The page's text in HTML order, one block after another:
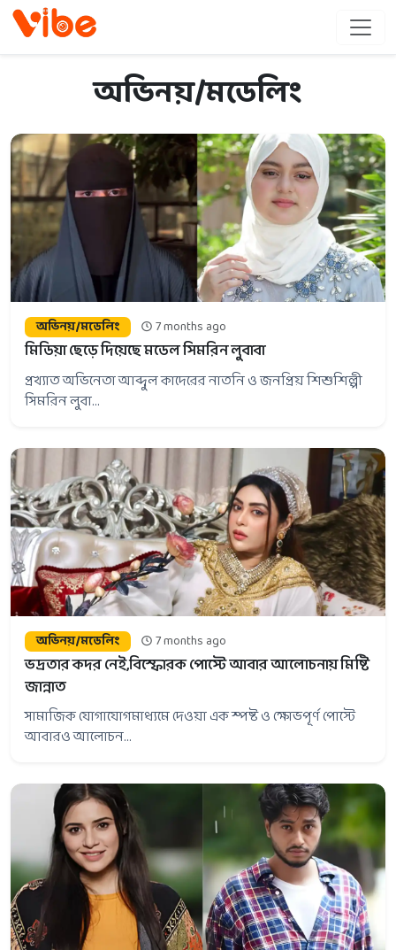
অভিনয়/মডেলিং
অভিনয়/মডেলিং 7 months ago
মিডিয়া ছেড়ে দিয়েছে মডেল সিমরিন লুবাবা
প্রখ্যাত অভিনেতা আব্দুল কাদেরের নাতনি ও জনপ্রিয় শিশুশিল্পী
সিমরিন লুবা...
অভিনয়/মডেলিং 7 months ago
ভদ্রতার কদর নেই,বিস্ফোরক পোস্টে আবার আলোচনায় মিষ্টি
জান্নাত
সামাজিক যোগাযোগমাধ্যমে দেওয়া এক স্পষ্ট ও ক্ষোভপূর্ণ পোস্টে
আবারও আলোচন...